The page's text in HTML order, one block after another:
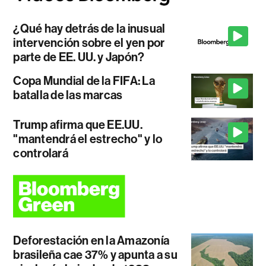
¿Qué hay detrás de la inusual
intervención sobre el yen por
parte de EE. UU. y Japón?
Copa Mundial de la FIFA: La
batalla de las marcas
Trump afirma que EE.UU.
"mantendrá el estrecho" y lo
controlará
Deforestación en la Amazonía
brasileña cae 37% y apunta a su